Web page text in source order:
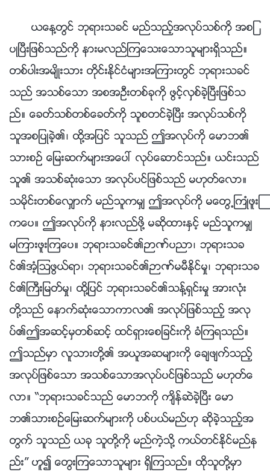
ယေန႔တြင္ ဘုရားသခင္ မည္သည့္အလုပ္သစ္ကို အစျ
ပဳၿပီးျဖစ္သည္ကို နားမလည္ၾကေသးေသာသူမ်ားရွိသည္။
တစ္ပါးအမ်ိဳးသား တိုင္းႏိုင္ငံမ်ားအၾကားတြင္ ဘုရားသခင္
သည္ အသစ္ေသာ အစအဦးတစ္ခုကို ဖြင့္လွစ္ခဲ့ၿပီးျဖစ္သ
ည္။ ေခတ္သစ္တစ္ေခတ္ကို သူစတင္ခဲ့ၿပီး အလုပ္သစ္ကို
သူအစျပဳခဲ့၏၊ ထို႔အျပင္ သူသည္ ဤအလုပ္ကို ေမာဘ၏
သားစဥ္ ေျမးဆက္မ်ားအေပၚ လုပ္ေဆာင္သည္။ ယင္းသည္
သူ၏ အသစ္ဆုံးေသာ အလုပ္ပင္ျဖစ္သည္ မဟုတ္ေလာ။
သမိုင္းတစ္ေလွ်ာက္ မည္သူကမွ် ဤအလုပ္ကို မေတြ႕ႀကဳံဖူးၾ
ကေပ။ ဤအလုပ္ကို နားလည္ဖို႔ မဆိုထားႏွင့္ မည္သူကမွ်
မၾကားဖူးၾကေပ။ ဘုရားသခင္၏ဉာဏ္ပညာ၊ ဘုရားသခ
င္၏အံ့ၾသဖြယ္ရာ၊ ဘုရားသခင္၏ဉာဏ္မမီႏိုင္မႈ၊ ဘုရားသခ
င္၏ႀကီးျမတ္မႈ၊ ထို႔ျပင္ ဘုရားသခင္၏သန္႔ရွင္းမႈ အားလုံး
တို႔သည္ ေနာက္ဆုံးေသာကာလ၏ အလုပ္ျဖစ္သည့္ အလု
ပ္၏ဤအဆင့္မွတစ္ဆင့္ ထင္ရွားေစျခင္းကို ခံၾကရသည္။
ဤသည္မွာ လူသားတို႔၏ အယူအဆမ်ားကို ေခ်ဖ်က္သည့္
အလုပ္ျဖစ္ေသာ အသစ္ေသာအလုပ္ပင္ျဖစ္သည္ မဟုတ္ေ
လာ။ “ဘုရားသခင္သည္ ေမာဘကို က်ိန္ဆဲခဲ့ၿပီး ေမာ
ဘ၏သားစဥ္ေျမးဆက္မ်ားကို ပစ္ပယ္မည္ဟု ဆိုခဲ့သည့္အ
တြက္ သူသည္ ယခု သူတို႔ကို မည္ကဲ့သို႔ ကယ္တင္ႏိုင္မည္န
ည္း” ဟူ၍ ေတြးၾကေသာသူမ်ား ရွိၾကသည္။ ထိုသူတို႔မွာ